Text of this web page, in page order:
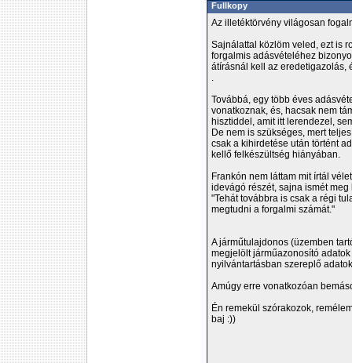
Fullkopy
Az illetéktörvény világosan
Sajnálattal közlöm veled, ezt is
forgalmis adásvételéhez
átírásnál kell az eredetigazolás,
.
Továbbá, egy több éves
vonatkoznak, és, hacsak nem
hisztiddel, amit itt lerendezel,
De nem is szükséges, mert
csak a kihirdetése után történt
kellő felkészültség hiányában.
Frankón nem láttam mit írtál
idevágó részét, sajna ismét
"Tehát továbbra is csak a régi
megtudni a forgalmi számát."
A járműtulajdonos (üzemben
megjelölt járműazonosító
nyilvántartásban szereplő
Amúgy erre vonatkozóan
Én remekül szórakozok,
baj :))